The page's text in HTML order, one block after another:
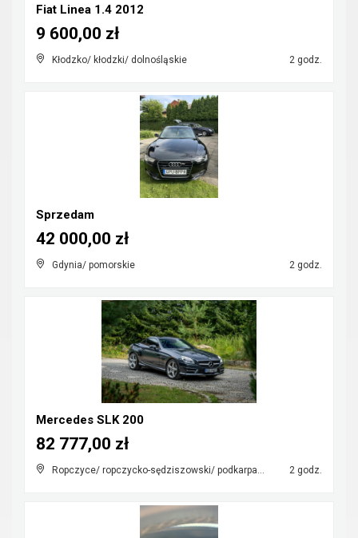
Fiat Linea 1.4 2012
Kłodzko/ kłodzki/ dolnośląskie 2 godz.
9 600,00 zł
Sprzedam
Gdynia/ pomorskie 2 godz.
42 000,00 zł
Mercedes SLK 200
Ropczyce/ ropczycko-sędziszowski/ podkarpackie 2 godz.
82 777,00 zł